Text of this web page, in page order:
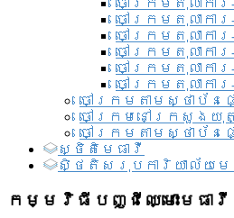
ចៅក្រមតុលាកា
ចៅក្រមតុលាកា
ចៅក្រមតុលាកា
ចៅក្រមតុលាក
ចៅក្រមតុលាក
ចៅក្រមតុលាកា
ចៅក្រមតាមស្ថាប័ន
ចៅក្រមនៅក្រសួងយុ
ចៅក្រមតាមស្ថាប័ន
ស្ថិតិមេធាវី
សិ្ថតិសរុបការិយាល័យមេ
កម្មវិធីបញ្ជីឈ្មោះមេធាវី